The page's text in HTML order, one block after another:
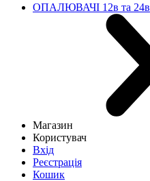
ОПАЛЮВАЧІ 12в та 24в
Магазин
Користувач
Вхід
Реєстрація
Кошик